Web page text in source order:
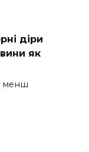
діри
як
менш